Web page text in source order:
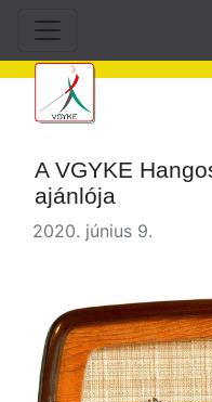
A VGYKE
ajánlója
2020. június 9.